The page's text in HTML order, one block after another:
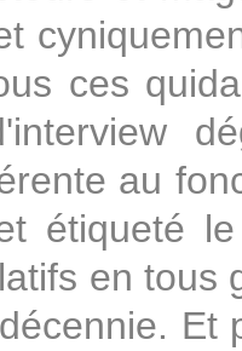
ces
au
étiqueté
en tous
Et